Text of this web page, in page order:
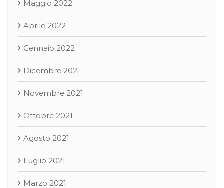
Maggio 2022
Aprile 2022
Gennaio 2022
Dicembre 2021
Novembre 2021
Ottobre 2021
Agosto 2021
Luglio 2021
Marzo 2021